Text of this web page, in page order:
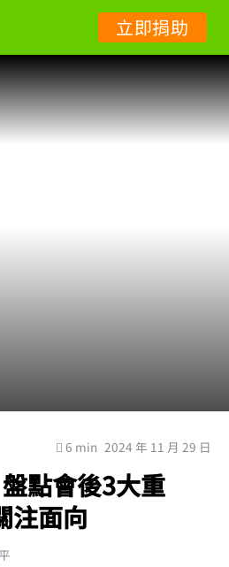
立即捐助
6 min 2024 年 11 月 29 日
點會後3大重
注面向